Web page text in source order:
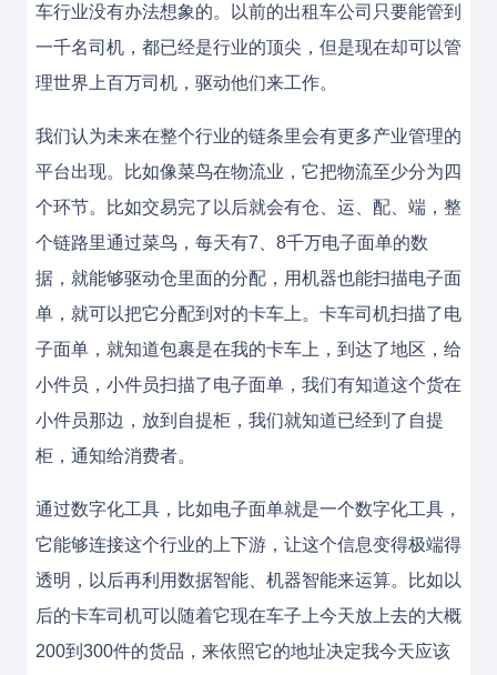
车行业没有办法想象的。以前的出租车公司只要能管到
一千名司机，都已经是行业的顶尖，但是现在却可以管
理世界上百万司机，驱动他们来工作。
我们认为未来在整个行业的链条里会有更多产业管理的
平台出现。比如像菜鸟在物流业，它把物流至少分为四
个环节。比如交易完了以后就会有仓、运、配、端，整
个链路里通过菜鸟，每天有7、8千万电子面单的数
据，就能够驱动仓里面的分配，用机器也能扫描电子面
单，就可以把它分配到对的卡车上。卡车司机扫描了电
子面单，就知道包裹是在我的卡车上，到达了地区，给
小件员，小件员扫描了电子面单，我们有知道这个货在
小件员那边，放到自提柜，我们就知道已经到了自提
柜，通知给消费者。
通过数字化工具，比如电子面单就是一个数字化工具，
它能够连接这个行业的上下游，让这个信息变得极端得
透明，以后再利用数据智能、机器智能来运算。比如以
后的卡车司机可以随着它现在车子上今天放上去的大概
200到300件的货品，来依照它的地址决定我今天应该